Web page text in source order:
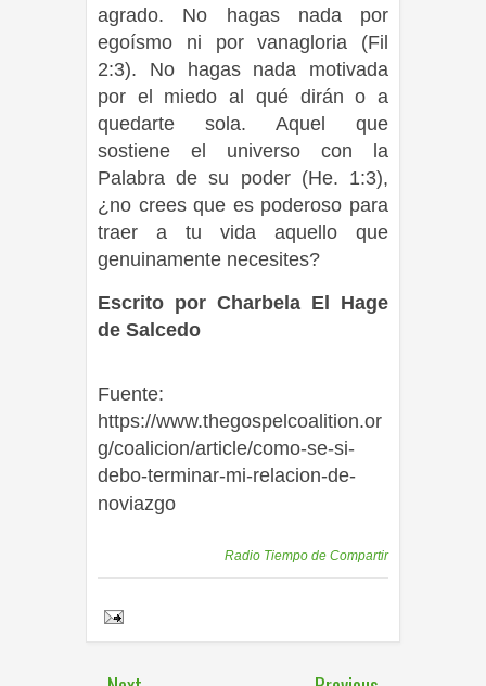
agrado. No hagas nada por
egoísmo ni por vanagloria (Fil
2:3). No hagas nada motivada
por el miedo al qué dirán o a
quedarte sola. Aquel que
sostiene el universo con la
Palabra de su poder (He. 1:3),
¿no crees que es poderoso para
traer a tu vida aquello que
genuinamente necesites?
Escrito por Charbela El Hage
de Salcedo
Fuente:
https://www.thegospelcoalition.or
g/coalicion/article/como-se-si-
debo-terminar-mi-relacion-de-
noviazgo
Radio Tiempo de Compartir